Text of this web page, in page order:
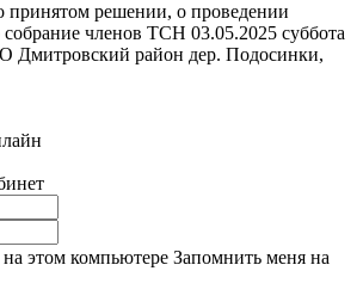
решении, о проведении
членов ТСН 03.05.2025 суббота
Дмитровский район дер. Подосинки,
этом компьютере Запомнить меня на